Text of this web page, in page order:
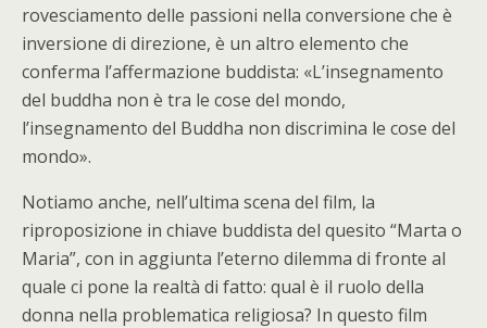
rovesciamento delle passioni nella conversione che è
inversione di direzione, è un altro elemento che
conferma l’affermazione buddista: «L’insegnamento
del buddha non è tra le cose del mondo,
l’insegnamento del Buddha non discrimina le cose del
mondo».
Notiamo anche, nell’ultima scena del film, la
riproposizione in chiave buddista del quesito “Marta o
Maria”, con in aggiunta l’eterno dilemma di fronte al
quale ci pone la realtà di fatto: qual è il ruolo della
donna nella problematica religiosa? In questo film